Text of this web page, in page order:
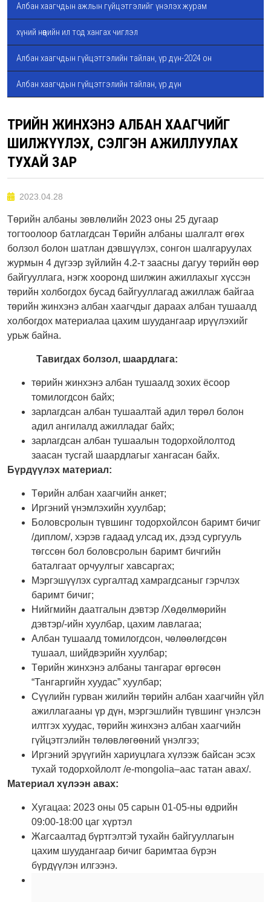
Албан хаагчдын ажлын гүйцэтгэлийг үнэлэх журам
хүний нөөцийн ил тод хангах чиглэл
Албан хаагчдын гүйцэтгэлийн тайлан, үр дүн-2024 он
Албан хаагчдын гүйцэтгэлийн тайлан, үр дүн
ТӨРИЙН ЖИНХЭНЭ АЛБАН ХААГЧИЙГ
ШИЛЖҮҮЛЭХ, СЭЛГЭН АЖИЛЛУУЛАХ
ТУХАЙ ЗАР
2023.04.28
Төрийн албаны зөвлөлийн 2023 оны 25 дугаар
тогтоолоор батлагдсан Төрийн албаны шалгалт өгөх
болзол болон шатлан дэвшүүлэх, сонгон шалгаруулах
журмын 4 дүгээр зүйлийн 4.2-т заасны дагуу төрийн өөр
байгууллага, нэгж хооронд шилжин ажиллахыг хүссэн
төрийн холбогдох бусад байгууллагад ажиллаж байгаа
төрийн жинхэнэ албан хаагчдыг дараах албан тушаалд
холбогдох материалаа цахим шуудангаар ирүүлэхийг
урьж байна.
Тавигдах болзол, шаардлага:
төрийн жинхэнэ албан тушаалд зохих ёсоор
томилогдсон байх;
зарлагдсан албан тушаалтай адил төрөл болон
адил ангилалд ажилладаг байх;
зарлагдсан албан тушаалын тодорхойлолтод
заасан тусгай шаардлагыг хангасан байх.
Бүрдүүлэх материал:
Төрийн албан хаагчийн анкет;
Иргэний үнэмлэхийн хуулбар;
Боловсролын түвшинг тодорхойлсон баримт бичиг
/диплом/, хэрэв гадаад улсад их, дээд сургууль
төгссөн бол боловсролын баримт бичгийн
баталгаат орчуулгыг хавсаргах;
Мэргэшүүлэх сургалтад хамрагдсаныг гэрчлэх
баримт бичиг;
Нийгмийн даатгалын дэвтэр /Хөдөлмөрийн
дэвтэр/-ийн хуулбар, цахим лавлагаа;
Албан тушаалд томилогдсон, чөлөөлөгдсөн
тушаал, шийдвэрийн хуулбар;
Төрийн жинхэнэ албаны тангараг өргөсөн
“Тангаргийн хуудас” хуулбар;
Сүүлийн гурван жилийн төрийн албан хаагчийн үйл
ажиллагааны үр дүн, мэргэшлийн түвшинг үнэлсэн
илтгэх хуудас, төрийн жинхэнэ албан хаагчийн
гүйцэтгэлийн төлөвлөгөөний үнэлгээ;
Иргэний эрүүгийн хариуцлага хүлээж байсан эсэх
тухай тодорхойлолт /e-mongolia–аас татан авах/.
Материал хүлээн авах:
Хугацаа: 2023 оны 05 сарын 01-05-ны өдрийн
09:00-18:00 цаг хүртэл
Жагсаалтад бүртгэлтэй тухайн байгууллагын
цахим шуудангаар бичиг баримтаа бүрэн
бүрдүүлэн илгээнэ.